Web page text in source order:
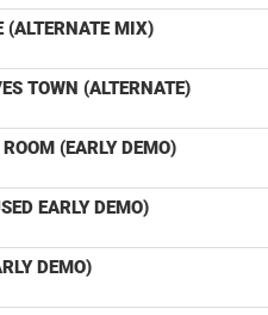
(ALTERNATE MIX)
TOWN (ALTERNATE)
(EARLY DEMO)
EARLY DEMO)
DEMO)